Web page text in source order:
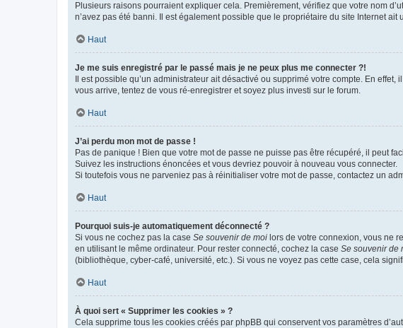
Plusieurs raisons pourraient expliquer cela. Premièrement, vérifiez que votre nom
n’avez pas été banni. Il est également possible que le propriétaire du site Internet
Haut
Je me suis enregistré par le passé mais je ne peux plus me connecter ?!
Il est possible qu’un administrateur ait désactivé ou supprimé votre compte. En
vous arrive, tentez de vous ré-enregistrer et soyez plus investi sur le forum.
Haut
J’ai perdu mon mot de passe !
Pas de panique ! Bien que votre mot de passe ne puisse pas être récupéré, il peut
Suivez les instructions énoncées et vous devriez pouvoir à nouveau vous connecter.
Si toutefois vous ne parveniez pas à réinitialiser votre mot de passe, contactez un
Haut
Pourquoi suis-je automatiquement déconnecté ?
Si vous ne cochez pas la case Se souvenir de moi lors de votre connexion, vous ne
en utilisant le même ordinateur. Pour rester connecté, cochez la case Se souvenir de
(bibliothèque, cyber-café, université, etc.). Si vous ne voyez pas cette case, cela
Haut
À quoi sert « Supprimer les cookies » ?
Cela supprime tous les cookies créés par phpBB qui conservent vos paramètres